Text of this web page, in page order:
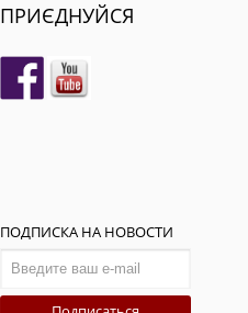
ПРИЄДНУЙСЯ
ПОДПИСКА НА НОВОСТИ